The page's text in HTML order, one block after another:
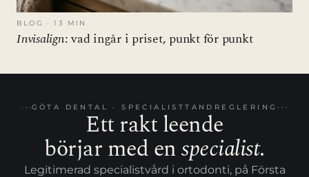
BLOG · 13 MIN
Invisalign: vad ingår i priset, punkt för punkt
GÖTA DENTAL · SPECIALISTTANDREGLERING
Ett rakt leende
börjar med enspecialist.
Legitimerad specialistvård i ortodonti, på Första